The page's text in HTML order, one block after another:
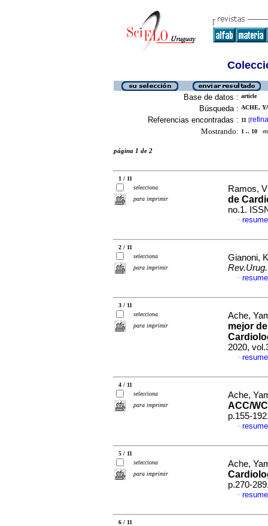
Base de datos : article
Búsqueda : ACHE,
Referencias encontradas : 11 [
Mostrando: 1 .. 10 en
página 1 de 2
1 / 11
selecciona
para imprimir
Ramos,
de
no.1.
·
2 / 11
selecciona
para imprimir
Gianoni,
·
3 / 11
selecciona
para imprimir
Ache,
mejor
2020,
·
4 / 11
selecciona
para imprimir
Ache,
ACC/
p.155-
·
5 / 11
selecciona
para imprimir
Ache,
p.270-
·
6 / 11